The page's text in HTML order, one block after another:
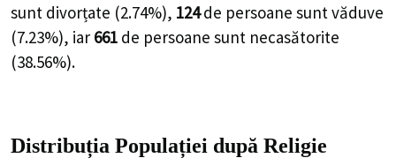
sunt divorțate (2.74%), 124 de persoane sunt văduve
(7.23%), iar 661 de persoane sunt necasătorite
(38.56%).
Distribuția Populației după Religie